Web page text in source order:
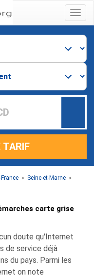
Menu
TARIF
France > Seine-et-Marne >
carte grise
doute qu'Internet
de service déjà
du pays. Parmi les
on note